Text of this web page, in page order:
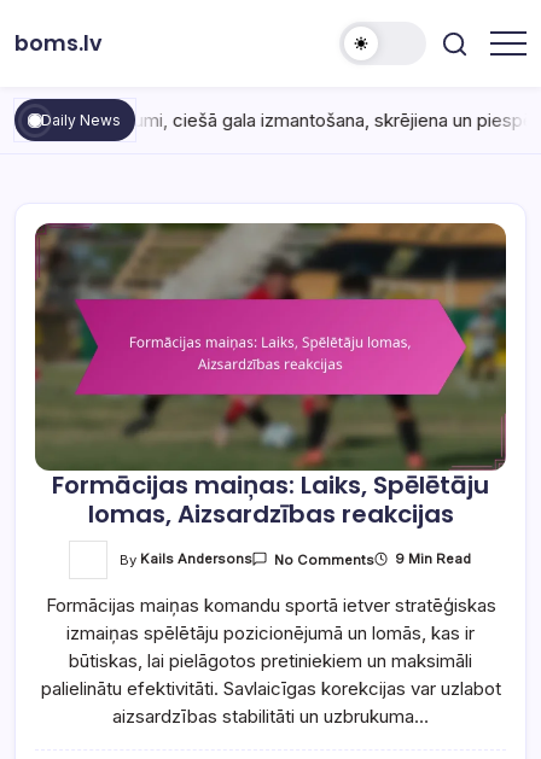
boms.lv
Daily News
ciešā gala izmantošana, skrējiena un piespēles līdzsvars
Formācijas maiņas: Laiks, Spēlētāju
lomas, Aizsardzības reakcijas
By Kails Andersons No CommentsOn
Laiks,
Lomas,
Aizsardzības
Reakcijas
9 Min Read
Formācijas maiņas komandu sportā ietver stratēģiskas
izmaiņas spēlētāju pozicionējumā un lomās, kas ir
būtiskas, lai pielāgotos pretiniekiem un maksimāli
palielinātu efektivitāti. Savlaicīgas korekcijas var uzlabot
aizsardzības stabilitāti un uzbrukuma…